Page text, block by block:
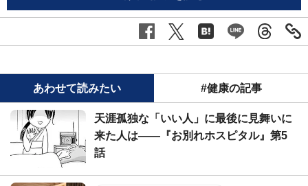
あわせて読みたい #健康の記事
天涯孤独な「いい人」に最後に見舞いに
来た人は――『お別れホスピタル』第5
話